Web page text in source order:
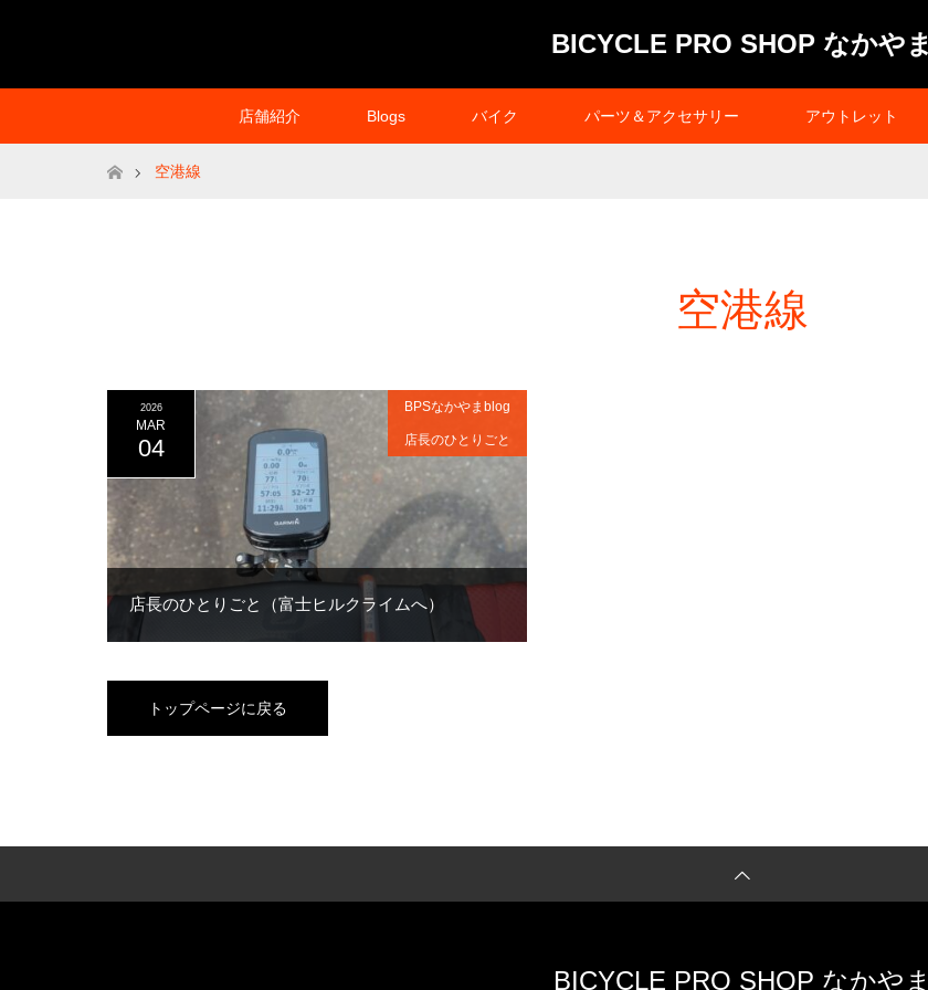
BICYCLE PRO SHOP なかやま
店舗紹介 Blogs バイク パーツ＆アクセサリー アウトレット
ホーム空港線
空港線
店長のひとりごと（富士ヒルクライムへ）
2026
MAR
04
BPSなかやまblog
店長のひとりごと
トップページに戻る
BICYCLE PRO SHOP なかやま